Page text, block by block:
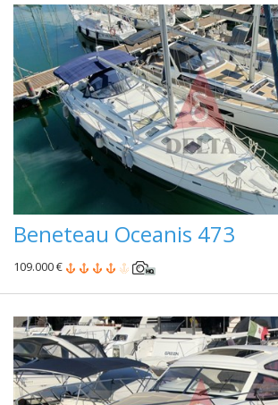
Beneteau Oceanis 473
109.000 €